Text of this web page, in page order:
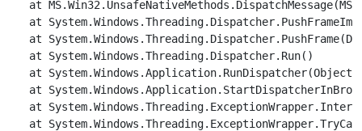
at
at
at
   at System.Windows.Threading.Dispatcher.Run()
at System.Windows.Application.RunDispatcher(Object
at
at
at